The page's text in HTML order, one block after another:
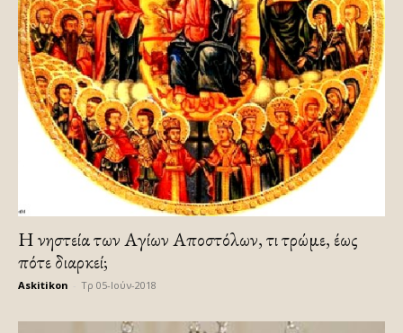
Η νηστεία των Αγίων Αποστόλων, τι τρώμε, έως
πότε διαρκεί;
Askitikon Τρ 05-Ιούν-2018